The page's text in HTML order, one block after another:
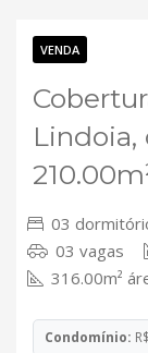
Contato
VENDA
Lindoia,
03
03 vagas
316.00m²
Condomínio: